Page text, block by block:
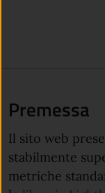
Premessa
Il sito web
stabilmente
metriche